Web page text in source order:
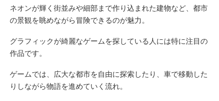
ネオンが輝く街並みや細部まで作り込まれた建物など、都市
の景観を眺めながら冒険できるのが魅力。
グラフィックが綺麗なゲームを探している人には特に注目の
作品です。
ゲームでは、広大な都市を自由に探索したり、車で移動した
りしながら物語を進めていく流れ。